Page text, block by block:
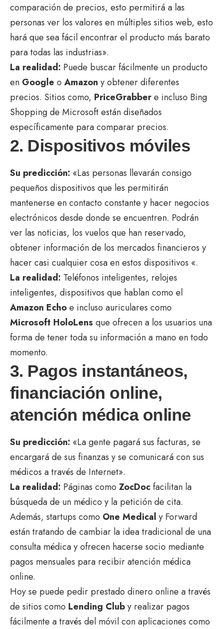
comparación de precios, esto permitirá a las
personas ver los valores en múltiples sitios web, esto
hará que sea fácil encontrar el producto más barato
para todas las industrias».
La realidad: Puede buscar fácilmente un producto
en Google o Amazon y obtener diferentes
precios. Sitios como, PriceGrabbere incluso Bing
Shopping de Microsoft están diseñados
específicamente para comparar precios.
2. Dispositivos móviles
Su predicción: «Las personas llevarán consigo
pequeños dispositivos que les permitirán
mantenerse en contacto constante y hacer negocios
electrónicos desde donde se encuentren. Podrán
ver las noticias, los vuelos que han reservado,
obtener información de los mercados financieros y
hacer casi cualquier cosa en estos dispositivos «.
La realidad: Teléfonos inteligentes, relojes
inteligentes, dispositivos que hablan como el
Amazon Echoe incluso auriculares como
Microsoft HoloLens que ofrecen a los usuarios una
forma de tener toda su información a mano en todo
momento.
3. Pagos instantáneos,
financiación online,
atención médica online
Su predicción: «La gente pagará sus facturas, se
encargará de sus finanzas y se comunicará con sus
médicos a través de Internet».
La realidad: Páginas como ZocDocfacilitan la
búsqueda de un médico y la petición de cita.
Además, startups como One Medical y Forward
están tratando de cambiar la idea tradicional de una
consulta médica y ofrecen hacerse socio mediante
pagos mensuales para recibir atención médica
online.
Hoy se puede pedir prestado dinero online a través
de sitios como Lending Cluby realizar pagos
fácilmente a través del móvil con aplicaciones como